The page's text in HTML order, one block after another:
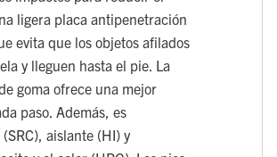
ligera placa antipenetración
evita que los objetos afilados
y lleguen hasta el pie. La
goma ofrece una mejor
paso. Además, es
aislante (HI) y